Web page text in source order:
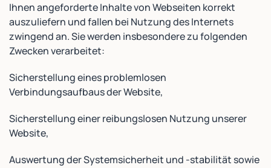
Ihnen angeforderte Inhalte von Webseiten korrekt
auszuliefern und fallen bei Nutzung des Internets
zwingend an. Sie werden insbesondere zu folgenden
Zwecken verarbeitet:
Sicherstellung eines problemlosen
Verbindungsaufbaus der Website,
Sicherstellung einer reibungslosen Nutzung unserer
Website,
Auswertung der Systemsicherheit und -stabilität sowie